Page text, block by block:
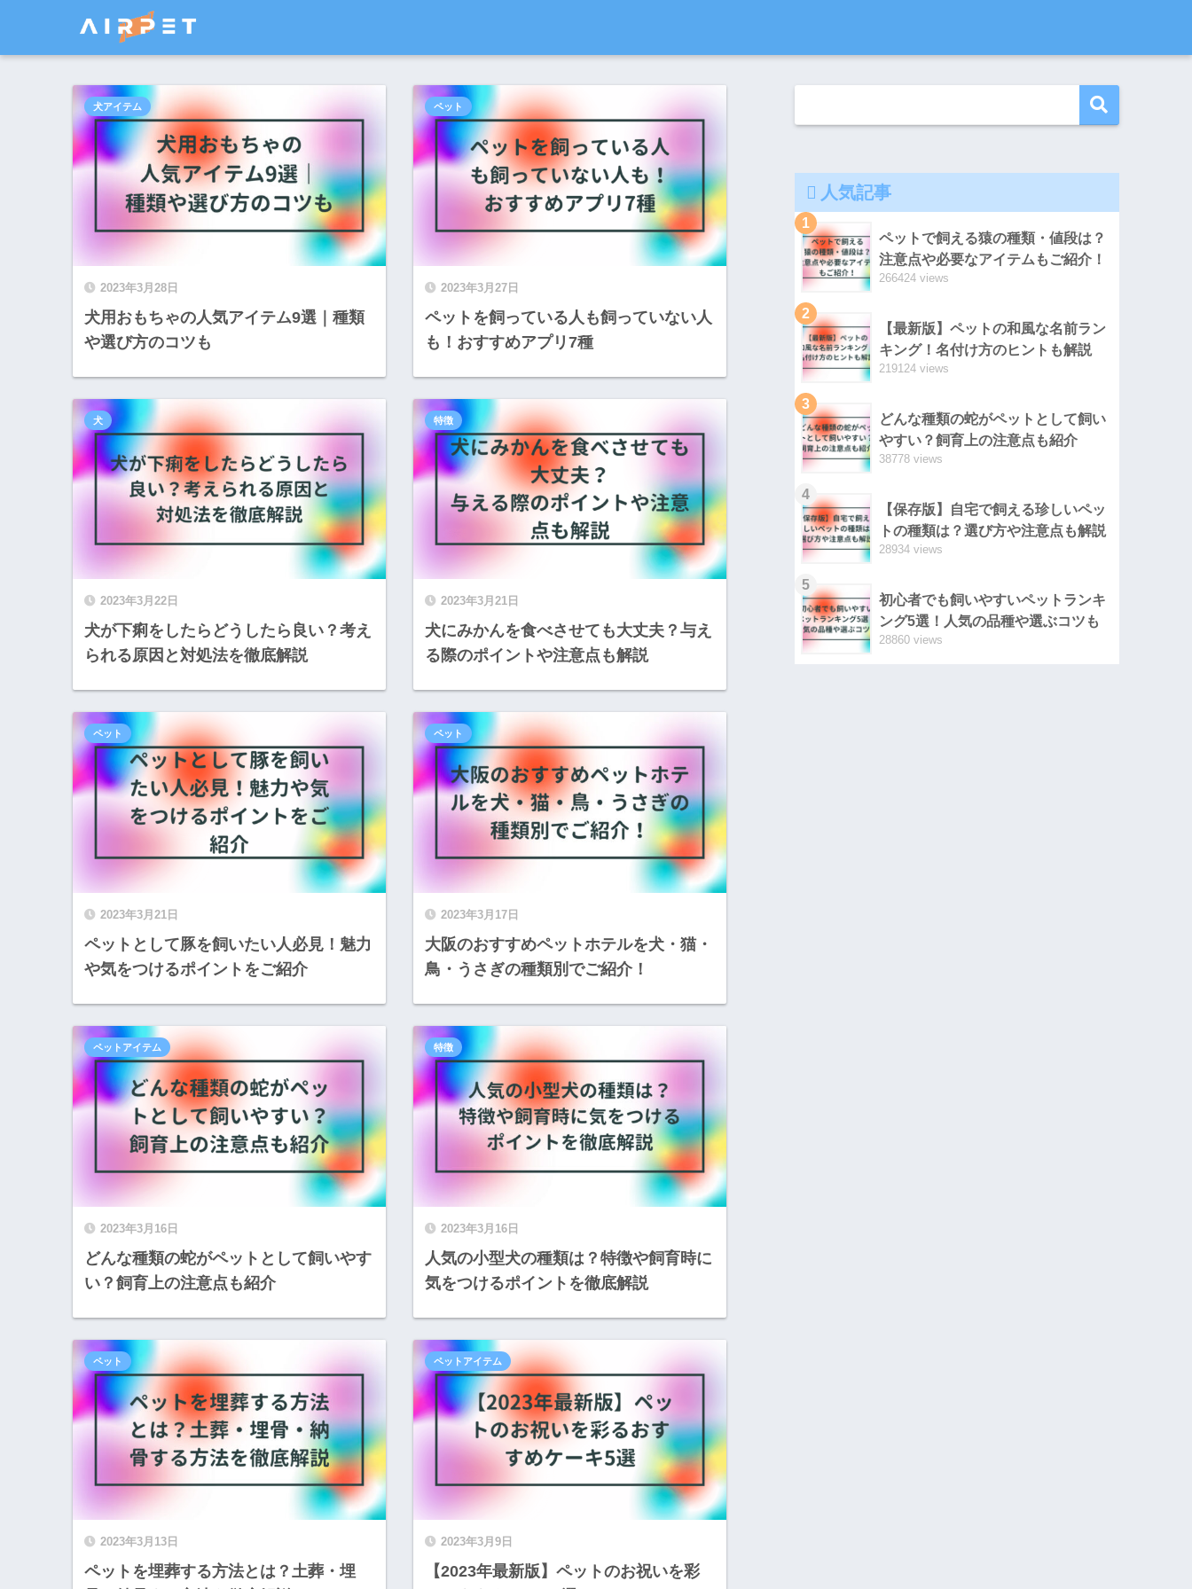
2023年3月28日
犬用おもちゃの人気アイテム9選｜種類
や選び方のコツも
犬アイテム
2023年3月27日
ペットを飼っている人も飼っていない人
も！おすすめアプリ7種
ペット
2023年3月22日
犬が下痢をしたらどうしたら良い？考え
られる原因と対処法を徹底解説
犬
2023年3月21日
犬にみかんを食べさせても大丈夫？与え
る際のポイントや注意点も解説
特徴
2023年3月21日
ペットとして豚を飼いたい人必見！魅力
や気をつけるポイントをご紹介
ペット
2023年3月17日
大阪のおすすめペットホテルを犬・猫・
鳥・うさぎの種類別でご紹介！
ペット
2023年3月16日
どんな種類の蛇がペットとして飼いやす
い？飼育上の注意点も紹介
ペットアイテム
2023年3月16日
人気の小型犬の種類は？特徴や飼育時に
気をつけるポイントを徹底解説
特徴
2023年3月13日
ペットを埋葬する方法とは？土葬・埋
ペット
2023年3月9日
【2023年最新版】ペットのお祝いを彩
ペットアイテム
人気記事
1
ペットで飼える猿の種類・値段は？
注意点や必要なアイテムもご紹介！
266424 views
2
【最新版】ペットの和風な名前ラン
キング！名付け方のヒントも解説
219124 views
3
どんな種類の蛇がペットとして飼い
やすい？飼育上の注意点も紹介
38778 views
4
【保存版】自宅で飼える珍しいペッ
トの種類は？選び方や注意点も解説
28934 views
5
初心者でも飼いやすいペットランキ
ング5選！人気の品種や選ぶコツも
28860 views